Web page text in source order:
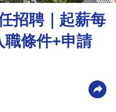
招聘｜起薪每
職條件+申請